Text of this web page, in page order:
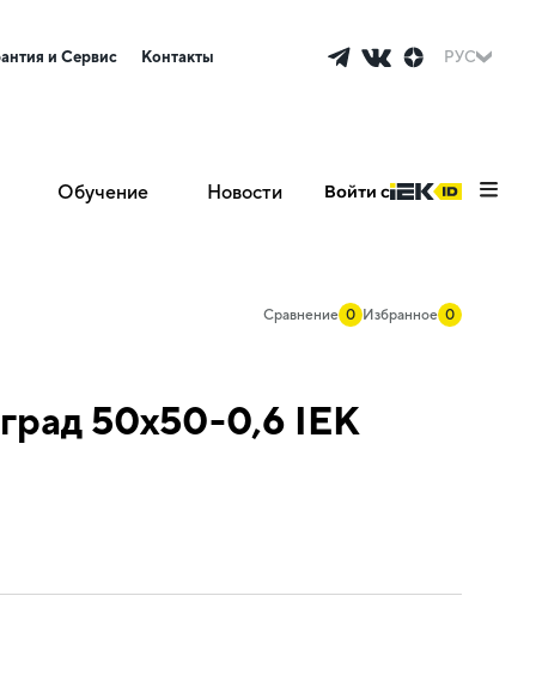
и Сервис Контакты РУС
Обучение Новости Войти с
Сравнение 0 Избранное 0
50х50-0,6 IEK